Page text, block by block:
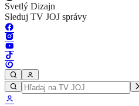
Svetlý Dizajn
Sleduj TV JOJ správy